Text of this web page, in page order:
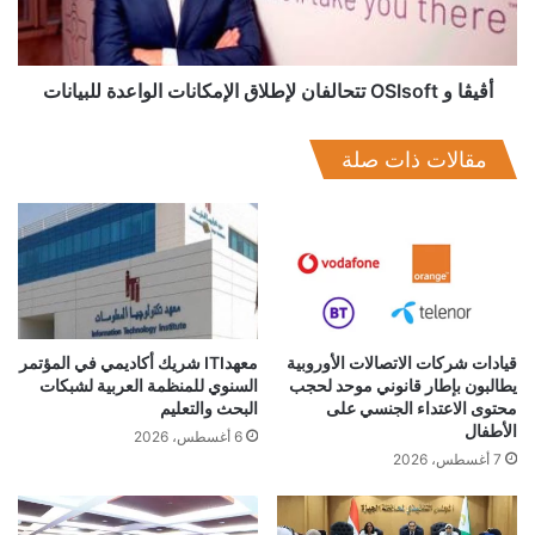
وتعليقاً على انضمامه للشركة، قال الدكتور محمد خضر، الشريك
المدير في تيك ستيب: “إنها خطوة مهمة. أنا سعيد بالانضمام إلى هذا
الفريق الاستثنائي، وأتطلع بحماس لرؤية كيف ستنمو الشركة خلال
المرضى على الشفاء وسيكون لها تأثير كبير على المجتمع”.
الواعدة
للبيانات
أڤيڤا و OSIsoft تتحالفان لإطلاق الإمكانات الواعدة للبيانات
مقالات ذات صلة
قيادات شركات الاتصالات الأوروبية
يطالبون بإطار قانوني موحد لحجب
محتوى الاعتداء الجنسي على
الأطفال
7 أغسطس، 2026
معهدITI شريك أكاديمي في المؤتمر
السنوي للمنظمة العربية لشبكات
البحث والتعليم
6 أغسطس، 2026